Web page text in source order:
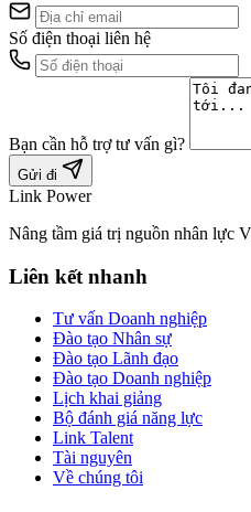
Số điện thoại liên hệ
Bạn cần hỗ trợ tư vấn gì?
Gửi đi
Link Power
Nâng tầm giá trị nguồn nhân lực
Liên kết nhanh
Tư vấn Doanh nghiệp
Đào tạo Nhân sự
Đào tạo Lãnh đạo
Đào tạo Doanh nghiệp
Lịch khai giảng
Bộ đánh giá năng lực
Link Talent
Tài nguyên
Về chúng tôi